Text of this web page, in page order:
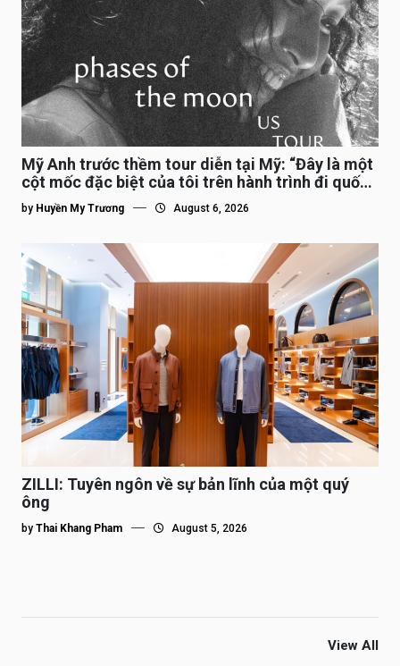
Mỹ Anh trước thềm tour diễn tại Mỹ: “Đây là một
cột mốc đặc biệt của tôi trên hành trình đi quốc
tế”
by Huyền My Trương August 6, 2026
ZILLI: Tuyên ngôn về sự bản lĩnh của một quý
ông
by Thai Khang Pham August 5, 2026
View All